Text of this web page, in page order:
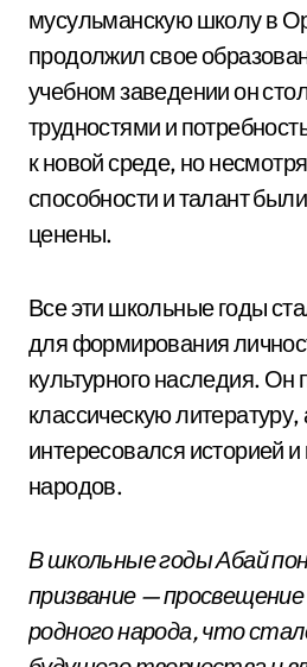
мусульманскую школу в
продолжил свое
учебном заведении он
трудностями и
к новой среде, но
способности и талант
ценены.
Все эти школьные годы
для формирования
культурного наследия. Он
классическую литературу,
интересовался историей
народов.
В школьные годы Абай
призвание —
родного народа, что